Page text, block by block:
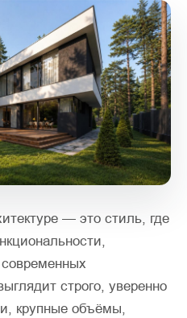
— это стиль, где
современных
строго, уверенно
крупные объёмы,